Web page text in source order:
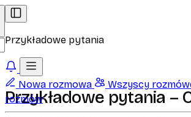
Przykładowe pytania
Nowa rozmowa Wszyscy
rozmów
Przykładowe pytania –